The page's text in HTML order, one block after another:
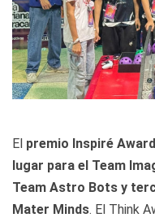
El premio Inspiré
lugar para el Team
Team Astro Bots y
Mater Minds. El Think